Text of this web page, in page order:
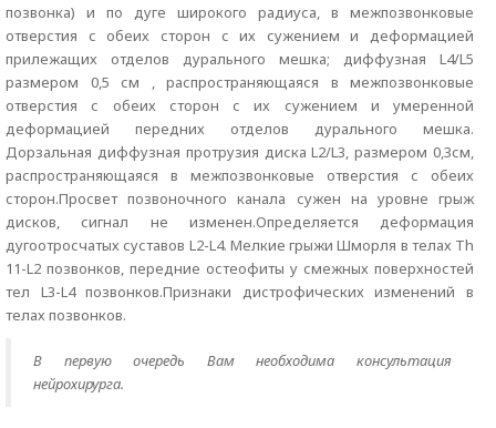
позвонка) и по дуге широкого радиуса, в межпозвонковые
отверстия с обеих сторон с их сужением и деформацией
прилежащих отделов дурального мешка; диффузная L4/L5
размером 0,5 см , распространяющаяся в межпозвонковые
отверстия с обеих сторон с их сужением и умеренной
деформацией передних отделов дурального мешка.
Дорзальная диффузная протрузия диска L2/L3, размером 0,3см,
распространяющаяся в межпозвонковые отверстия с обеих
сторон.Просвет позвоночного канала сужен на уровне грыж
дисков, сигнал не изменен.Определяется деформация
дугоотросчатых суставов L2-L4. Мелкие грыжи Шморля в телах Th
11-L2 позвонков, передние остеофиты у смежных поверхностей
тел L3-L4 позвонков.Признаки дистрофических изменений в
телах позвонков.
В первую очередь Вам необходима консультация
нейрохирурга.